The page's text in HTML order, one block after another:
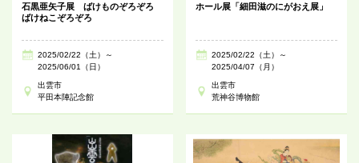
石黒亜矢子展 ばけものぞろぞろ
ばけねこぞろぞろ
2025/02/22（土）～
2025/06/01（日）
出雲市
平田本陣記念館
ホール展「細田滋のにがおえ展」
2025/02/22（土）～
2025/04/07（月）
出雲市
荒神谷博物館